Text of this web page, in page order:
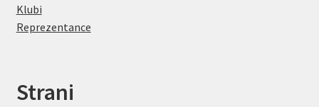
Klubi
Reprezentance
Strani